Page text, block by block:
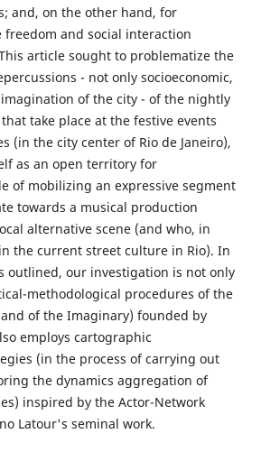
and, on the other hand, for
freedom and social interaction
article sought to problematize the
- not only socioeconomic,
of the city - of the nightly
take place at the festive events
(in the city center of Rio de Janeiro),
as an open territory for
of mobilizing an expressive segment
towards a musical production
alternative scene (and who, in
the current street culture in Rio). In
outlined, our investigation is not only
methodological procedures of the
of the Imaginary) founded by
employs cartographic
(in the process of carrying out
the dynamics aggregation of
inspired by the Actor-Network
Latour's seminal work.